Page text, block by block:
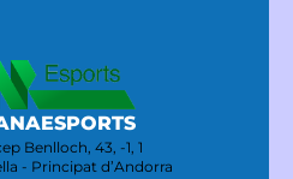
Benlloch, 43, -1, 1
- Principat d’Andorra